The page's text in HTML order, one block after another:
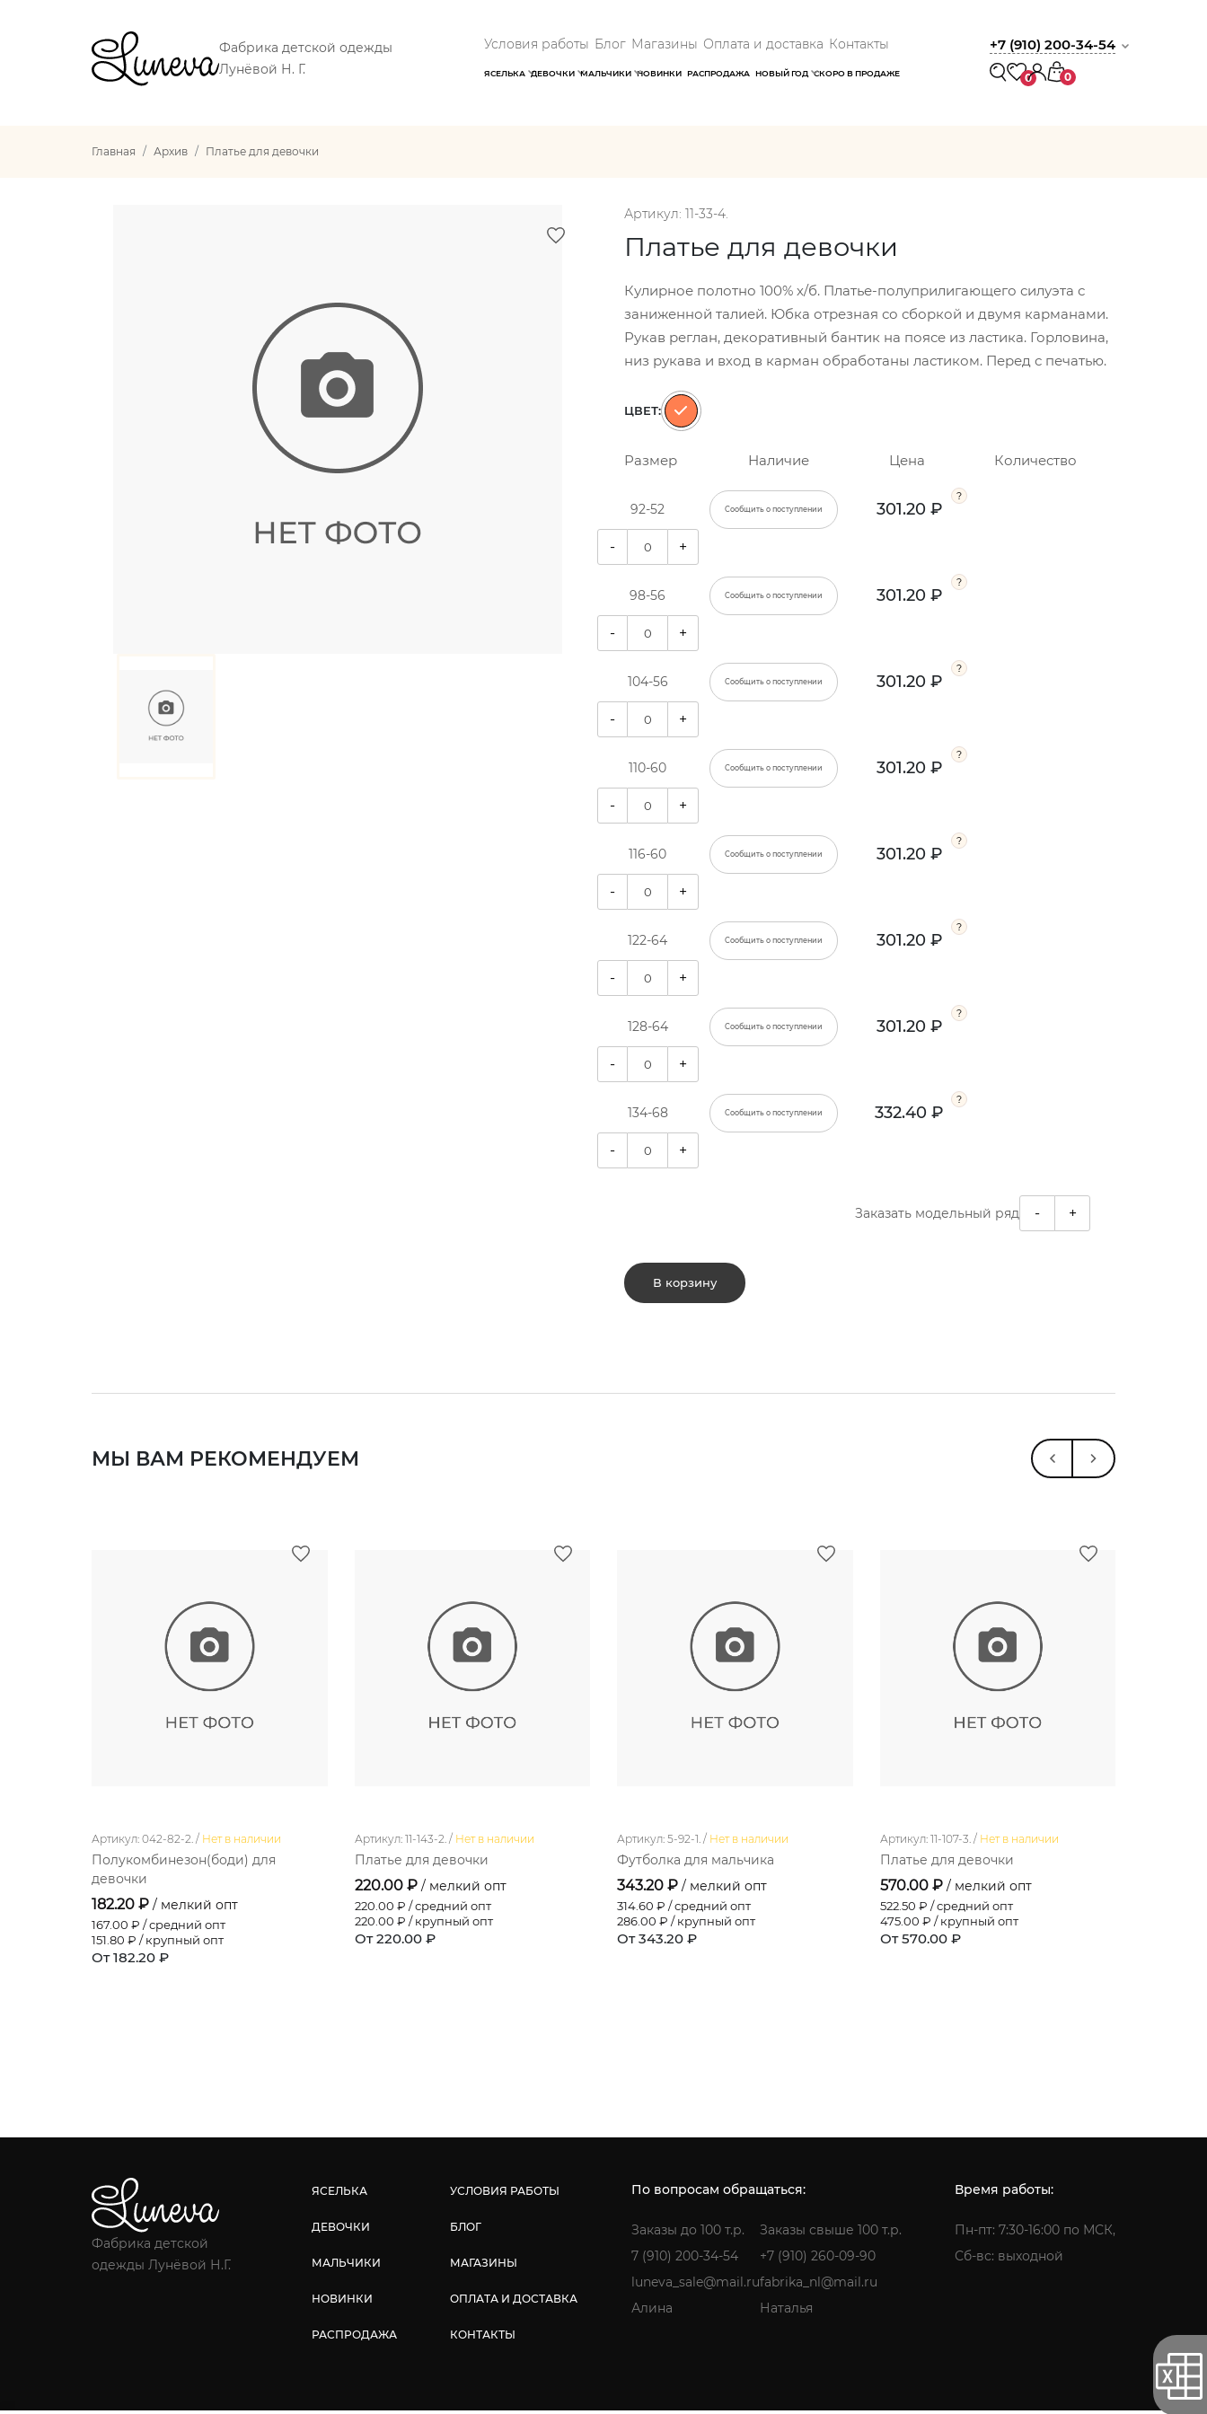
Фабрика детской одежды
Лунёвой Н. Г.
Условия работы Блог Магазины Оплата и доставка Контакты
ЯСЕЛЬКА ДЕВОЧКИ МАЛЬЧИКИ НОВИНКИ РАСПРОДАЖА НОВЫЙ ГОД СКОРО В ПРОДАЖЕ
+7 (910) 200-34-54
0 0
Главная Архив Платье для девочки
Артикул: 11-33-4.
Платье для девочки
Кулирное полотно 100% х/б. Платье-полуприлигающего силуэта с
заниженной талией. Юбка отрезная со сборкой и двумя карманами.
Рукав реглан, декоративный бантик на поясе из ластика. Горловина,
низ рукава и вход в карман обработаны ластиком. Перед с печатью.
ЦВЕТ:
Размер Наличие Цена Количество
92-52 Сообщить о поступлении 301.20 ₽
- +
98-56 Сообщить о поступлении 301.20 ₽
- +
104-56 Сообщить о поступлении 301.20 ₽
- +
110-60 Сообщить о поступлении 301.20 ₽
- +
116-60 Сообщить о поступлении 301.20 ₽
- +
122-64 Сообщить о поступлении 301.20 ₽
- +
128-64 Сообщить о поступлении 301.20 ₽
- +
134-68 Сообщить о поступлении 332.40 ₽
- +
Заказать модельный ряд - +
В корзину
МЫ ВАМ РЕКОМЕНДУЕМ
Артикул: 042-82-2. / Нет в наличии
Полукомбинезон(боди) для
девочки
182.20 ₽ / мелкий опт
167.00 ₽ / средний опт
151.80 ₽ / крупный опт
От 182.20 ₽
Артикул: 11-143-2. / Нет в наличии
Платье для девочки
220.00 ₽ / мелкий опт
220.00 ₽ / средний опт
220.00 ₽ / крупный опт
От 220.00 ₽
Артикул: 5-92-1. / Нет в наличии
Футболка для мальчика
343.20 ₽ / мелкий опт
314.60 ₽ / средний опт
286.00 ₽ / крупный опт
От 343.20 ₽
Артикул: 11-107-3. / Нет в наличии
Платье для девочки
570.00 ₽ / мелкий опт
522.50 ₽ / средний опт
475.00 ₽ / крупный опт
От 570.00 ₽
Фабрика детской
одежды Лунёвой Н.Г.
ЯСЕЛЬКА
ДЕВОЧКИ
МАЛЬЧИКИ
НОВИНКИ
РАСПРОДАЖА
УСЛОВИЯ РАБОТЫ
БЛОГ
МАГАЗИНЫ
ОПЛАТА И ДОСТАВКА
КОНТАКТЫ
По вопросам обращаться:
Заказы до 100 т.р.
7 (910) 200-34-54
luneva_sale@mail.ru
Алина
Заказы свыше 100 т.р.
+7 (910) 260-09-90
fabrika_nl@mail.ru
Наталья
Время работы:
Пн-пт: 7:30-16:00 по МСК,
Сб-вс: выходной